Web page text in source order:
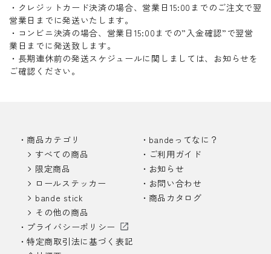
・クレジットカード決済の場合、営業日15:00までのご注文で翌
営業日までに発送いたします。
・コンビニ決済の場合、営業日15:00までの”入金確認”で翌営
業日までに発送致します。
・長期連休前の発送スケジュールに関しましては、お知らせを
ご確認ください。
商品カテゴリ
すべての商品
限定商品
ロールステッカー
bande stick
その他の商品
bandeってなに？
ご利用ガイド
お知らせ
お問い合わせ
商品カタログ
プライバシーポリシー
特定商取引法に基づく表記